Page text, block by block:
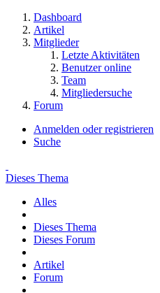
Dashboard
Artikel
Mitglieder
Letzte Aktivitäten
Benutzer online
Team
Mitgliedersuche
Forum
Anmelden oder registrieren
Suche
Dieses Thema
Alles
Dieses Thema
Dieses Forum
Artikel
Forum